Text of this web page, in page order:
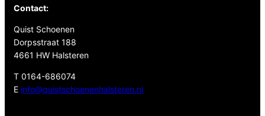
Contact:
Quist Schoenen
Dorpsstraat 188
4661 HW Halsteren
T 0164-686074
E info@quistschoenenhalsteren.nl